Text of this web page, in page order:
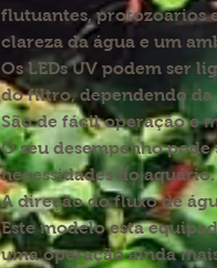
flutuantes, protozoários
clareza da água e um
Os LEDs UV podem ser
do filtro, dependendo
São de fácil operação e
O seu desempenho
necessidades do aquário.
A direção do fluxo de
Este modelo está
uma operação ainda